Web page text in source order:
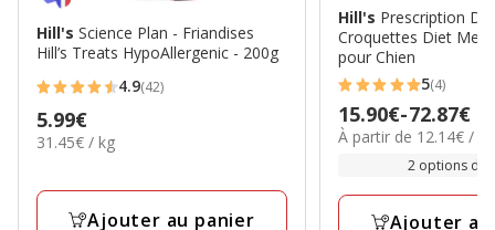
Hill's Science Plan - Friandises
Hill’s Treats HypoAllergenic - 200g
4.9
étoiles
avec
avis
4.9(42)
Prix
5.99€
5.99€
31.45€
31.45€ / kg
Ajouter au panier
Hill's Prescription
Croquettes Diet
pour Chien
5
étoiles
avec
avis
5(4)
Prix
de
à
72.87€
15.90€-72.87€
12.14€
À partir de 12.14€ / kg
2 options de
Ajouter